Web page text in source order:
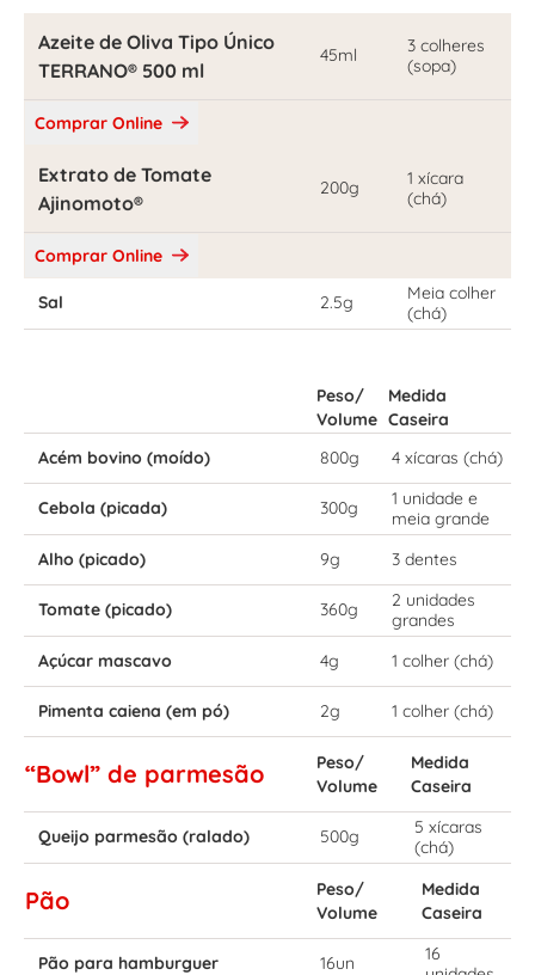
Azeite de Oliva Tipo Único
TERRANO® 500 ml
45ml
3 colheres
(sopa)
Comprar Online
Extrato de Tomate
Ajinomoto®
200g
1 xícara
(chá)
Comprar Online
Sal 2.5g
Meia colher
(chá)
Peso/
Volume
Medida
Caseira
Acém bovino (moído)
800g 4 xícaras (chá)
Cebola (picada) 300g
1 unidade e
meia grande
Alho (picado)
9g 3 dentes
Tomate (picado) 360g
2 unidades
grandes
Açúcar mascavo
4g 1 colher (chá)
Pimenta caiena (em pó) 2g 1 colher (chá)
“Bowl” de parmesão
Peso/
Volume
Medida
Caseira
Queijo parmesão (ralado) 500g
5 xícaras
(chá)
Pão
Peso/
Volume
Medida
Caseira
Pão para hamburguer 16un
16